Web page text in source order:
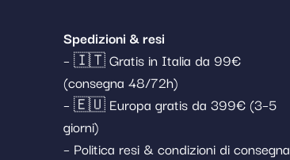
Spedizioni & resi
– 🇮🇹 Gratis in Italia da 99€
(consegna 48/72h)
– 🇪🇺 Europa gratis da 399€ (3–5
giorni)
– Politica resi & condizioni di consegna